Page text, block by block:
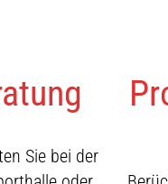
Sie bei der